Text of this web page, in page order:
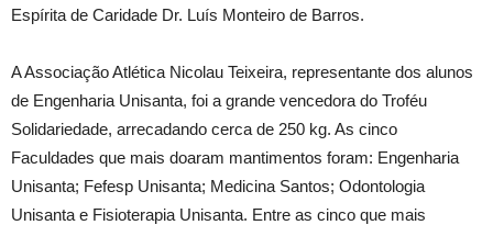
Espírita de Caridade Dr. Luís Monteiro de Barros.
A Associação Atlética Nicolau Teixeira, representante dos alunos
de Engenharia Unisanta, foi a grande vencedora do Troféu
Solidariedade, arrecadando cerca de 250 kg. As cinco
Faculdades que mais doaram mantimentos foram: Engenharia
Unisanta; Fefesp Unisanta; Medicina Santos; Odontologia
Unisanta e Fisioterapia Unisanta. Entre as cinco que mais